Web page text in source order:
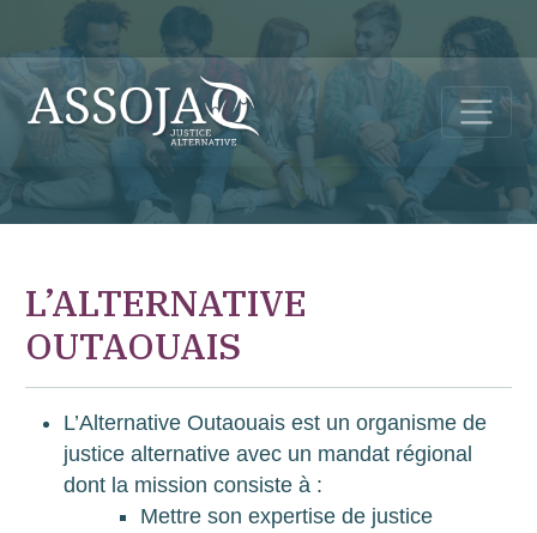
L’ALTERNATIVE
OUTAOUAIS
L’Alternative Outaouais est un organisme de
justice alternative avec un mandat régional
dont la mission consiste à :
Mettre son expertise de justice